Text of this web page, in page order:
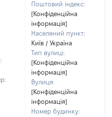
Поштовий індекс:
[Конфіденційна
інформація]
Населений пункт:
Київ / Україна
Тип вулиці:
[Конфіденційна
інформація]
Вулиця:
[Конфіденційна
інформація]
Номер будинку: